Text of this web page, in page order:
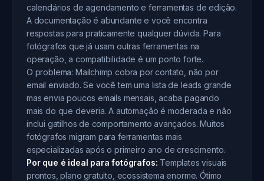
calendários de agendamento e ferramentas de edição.
A documentação é abundante e você encontra
respostas para praticamente qualquer dúvida. Para
fotógrafos que já usam outras ferramentas na
operação, a compatibilidade é um ponto forte.
O problema: Mailchimp cobra por contato, não por
email enviado. Se você tem uma lista de leads grande
mas envia poucos emails mensais, acaba pagando
mais do que deveria. A automação é moderada e não
inclui gatilhos de comportamento avançados. Muitos
fotógrafos migram para ferramentas mais
especializadas após o primeiro ano de crescimento.
Por que é ideal para fotógrafos: Templates visuais
prontos, plano gratuito, ecossistema enorme. Ótimo